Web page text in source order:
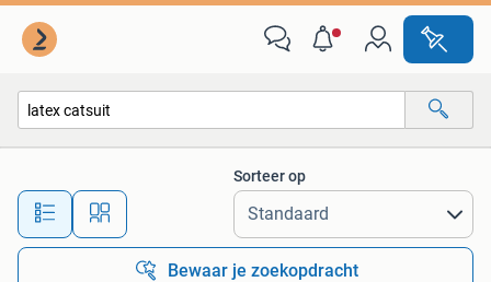
Alle afstanden…
Sorteer op
Bewaar je zoekopdracht